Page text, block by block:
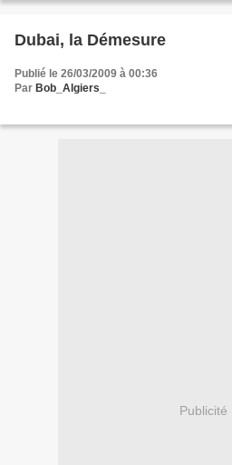
Dubai, la Démesure
Publié le 26/03/2009 à 00:36
Par Bob_Algiers_
Publicité